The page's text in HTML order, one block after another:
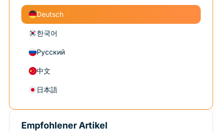
Deutsch
한국어
Русский
中文
日本語
Empfohlener Artikel